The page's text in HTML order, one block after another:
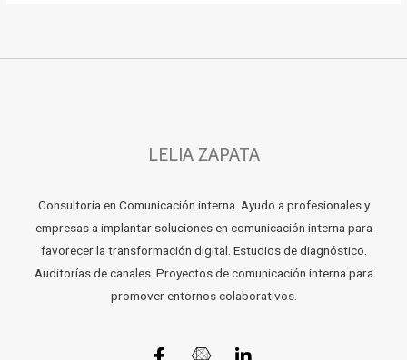
LELIA ZAPATA
Consultoría en Comunicación interna. Ayudo a profesionales y
empresas a implantar soluciones en comunicación interna para
favorecer la transformación digital. Estudios de diagnóstico.
Auditorías de canales. Proyectos de comunicación interna para
promover entornos colaborativos.